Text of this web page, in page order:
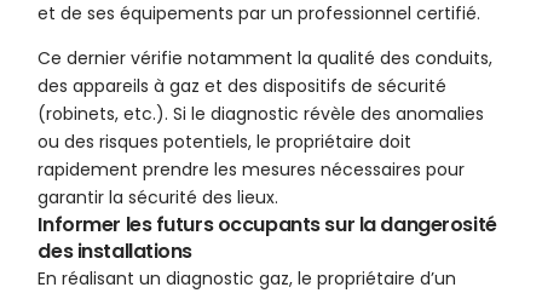
et de ses équipements par un professionnel certifié.
Ce dernier vérifie notamment la qualité des conduits,
des appareils à gaz et des dispositifs de sécurité
(robinets, etc.). Si le diagnostic révèle des anomalies
ou des risques potentiels, le propriétaire doit
rapidement prendre les mesures nécessaires pour
garantir la sécurité des lieux.
Informer les futurs occupants sur la dangerosité
des installations
En réalisant un diagnostic gaz, le propriétaire d’un